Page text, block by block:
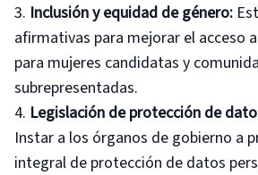
Inclusión yequidad degénero:
afirmativas para mejorar el acceso
para mujeres candidatas y
subrepresentadas.
Legislación deprotección ded
Instar a los órganos de gobierno a
integral de protección de datos